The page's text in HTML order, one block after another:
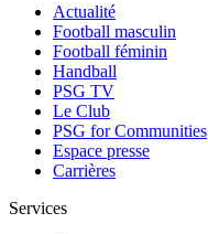
Actualité
Football masculin
Football féminin
Handball
PSG TV
Le Club
PSG for Communities
Espace presse
Carrières
Services